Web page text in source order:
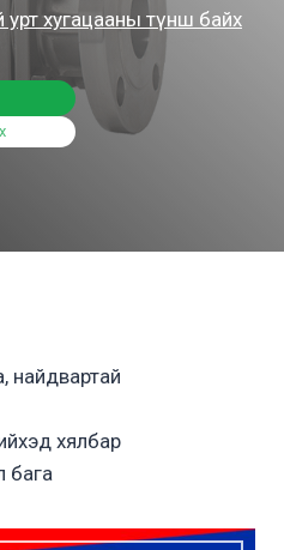
урт хугацааны түнш байх
найдвартай
хялбар
бага